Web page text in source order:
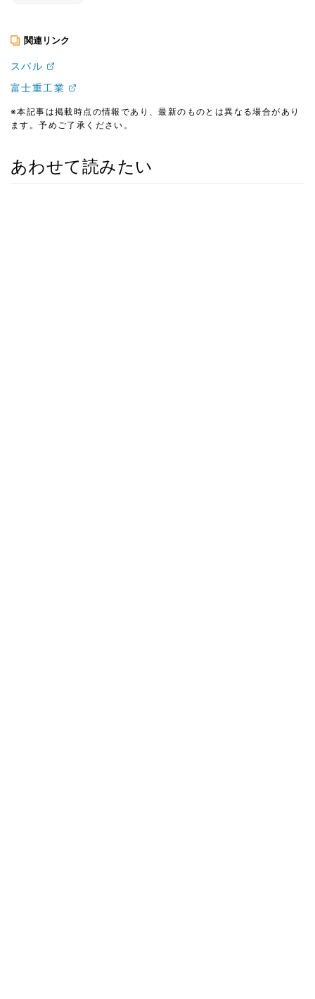
関連リンク
スバル
富士重工業
※本記事は掲載時点の情報であり、最新のものとは異なる場合があり
ます。予めご了承ください。
あわせて読みたい